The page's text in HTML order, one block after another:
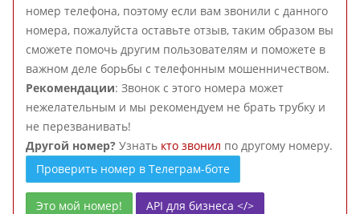
номер телефона, поэтому если вам звонили с данного
номера, пожалуйста оставьте отзыв, таким образом вы
сможете помочь другим пользователям и поможете в
важном деле борьбы с телефонным мошенничеством.
Рекомендации: Звонок с этого номера может
нежелательным и мы рекомендуем не брать трубку и
не перезванивать!
Другой номер? Узнать кто звонил по другому номеру.
Проверить номер в Телеграм-боте
Это мой номер! API для бизнеса </>